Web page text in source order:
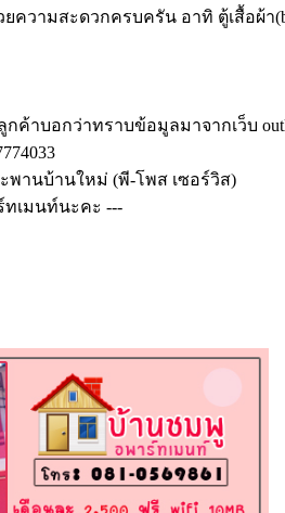
ยความสะดวกครบครัน อาทิ ตู้เสื้อผ้า
กค้าบอกว่าทราบข้อมูลมาจากเว็บ
านบ้านใหม่ (พี-โพส เซอร์วิส)
ทเมนท์นะคะ ---